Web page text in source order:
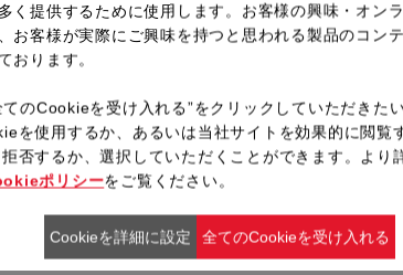
ューを終了し、パン
レシピ一覧へ戻る
く提供するために使用します。お客様の興味・オン
お客様が実際にご興味を持つと思われる製品のコン
おります。
てのCookieを受け入れる”をクリックしていただきた
を使用するか、あるいは当社サイトを効果的に閲覧
否するか、選択していただくことができます。より
ポリシーをご覧ください。
Cookieを詳細に設定 全てのCookieを受け入れる